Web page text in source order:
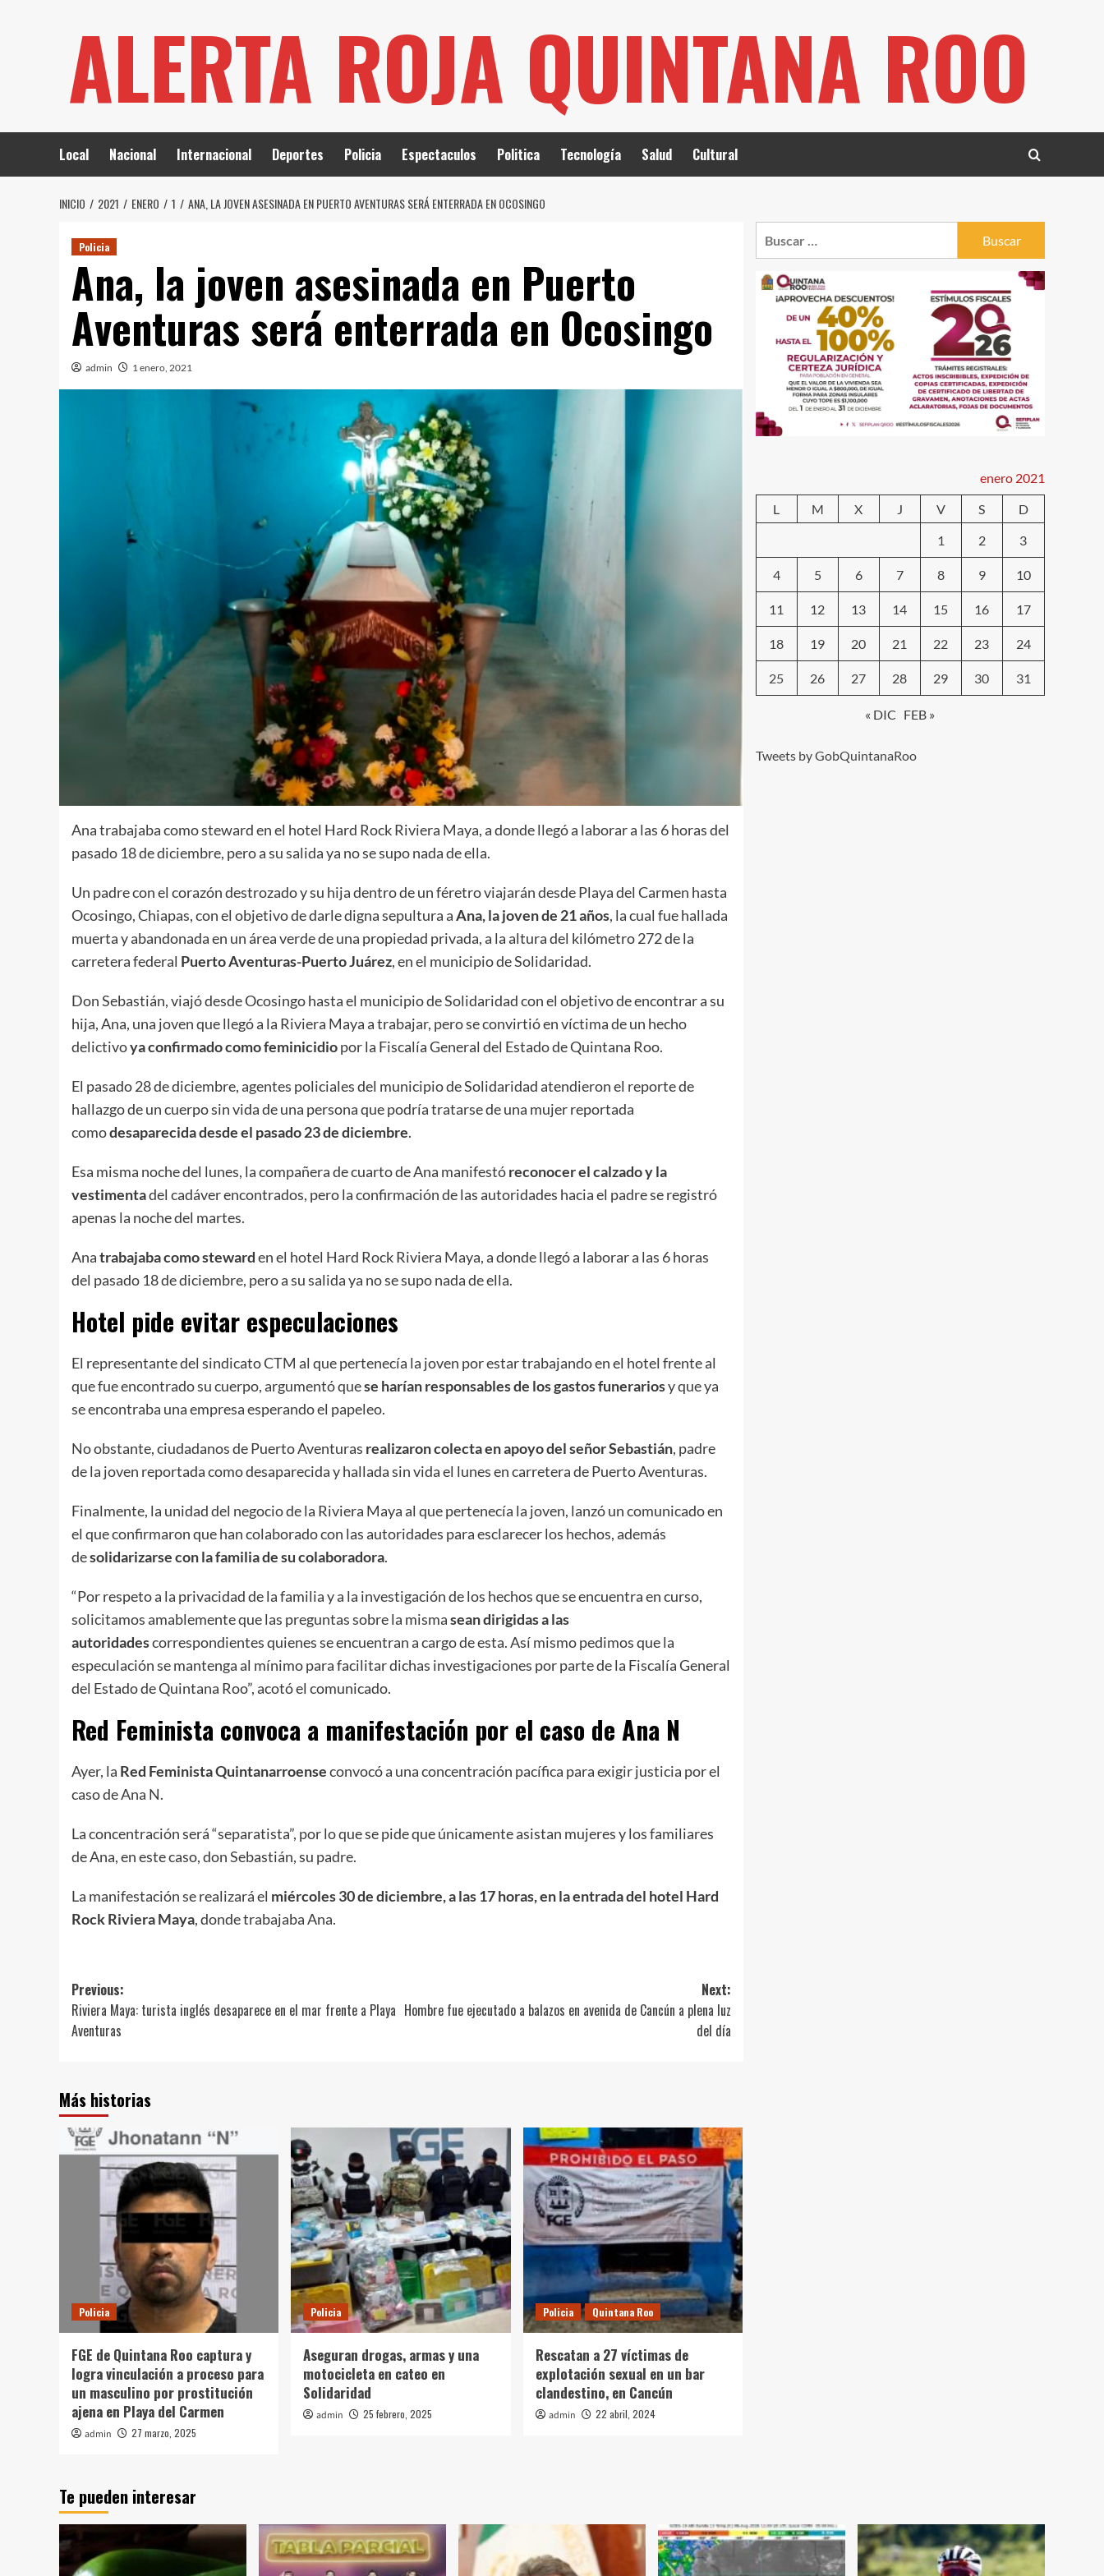
ALERTA ROJA QUINTANA ROO
Local Nacional Internacional Deportes Policia Espectaculos Politica Tecnología Salud Cultural
INICIO 2021 ENERO 1 ANA, LA JOVEN ASESINADA EN PUERTO AVENTURAS SERÁ ENTERRADA EN OCOSINGO
Policia
Ana, la joven asesinada en Puerto
Aventuras será enterrada en Ocosingo
admin 1 enero, 2021
Ana trabajaba como steward en el hotel Hard Rock Riviera Maya, a donde llegó a laborar a las 6 horas del
pasado 18 de diciembre, pero a su salida ya no se supo nada de ella.
Un padre con el corazón destrozado y su hija dentro de un féretro viajarán desde Playa del Carmen hasta
Ocosingo, Chiapas, con el objetivo de darle digna sepultura aAna, la joven de 21 años, la cual fue hallada
muerta y abandonada en un área verde de una propiedad privada, a la altura del kilómetro 272 de la
carretera federal Puerto Aventuras-Puerto Juárez, en el municipio de Solidaridad.
Don Sebastián, viajó desde Ocosingo hasta el municipio de Solidaridad con el objetivo de encontrar a su
hija, Ana, una joven que llegó a la Riviera Maya a trabajar, pero se convirtió en víctima de un hecho
delictivoya confirmado como feminicidiopor la Fiscalía General del Estado de Quintana Roo.
El pasado 28 de diciembre, agentes policiales del municipio de Solidaridad atendieron el reporte de
hallazgo de un cuerpo sin vida de una persona que podría tratarse de una mujer reportada
comodesaparecida desde el pasado 23 de diciembre.
Esa misma noche del lunes, la compañera de cuarto de Ana manifestóreconocer el calzado y la
vestimentadel cadáver encontrados, pero la confirmación de las autoridades hacia el padre se registró
apenas la noche del martes.
Anatrabajaba como stewarden el hotel Hard Rock Riviera Maya, a donde llegó a laborar a las 6 horas
del pasado 18 de diciembre, pero a su salida ya no se supo nada de ella.
Hotel pide evitar especulaciones
El representante del sindicato CTM al que pertenecía la joven por estar trabajando en el hotel frente al
que fue encontrado su cuerpo, argumentó quese harían responsables de los gastos funerariosy que ya
se encontraba una empresa esperando el papeleo.
No obstante, ciudadanos de Puerto Aventuras realizaron colecta en apoyo del señor Sebastián, padre
de la joven reportada como desaparecida y hallada sin vida el lunes en carretera de Puerto Aventuras.
Finalmente, la unidad del negocio de la Riviera Maya al que pertenecía la joven, lanzó un comunicado en
el que confirmaron que han colaborado con las autoridades para esclarecer los hechos, además
desolidarizarse con la familia de su colaboradora.
“Por respeto a la privacidad de la familia y a la investigación de los hechos que se encuentra en curso,
solicitamos amablemente que las preguntas sobre la mismasean dirigidas a las
autoridadescorrespondientes quienes se encuentran a cargo de esta. Así mismo pedimos que la
especulación se mantenga al mínimo para facilitar dichas investigaciones por parte de la Fiscalía General
del Estado de Quintana Roo”, acotó el comunicado.
Red Feminista convoca a manifestación por el caso de Ana N
Ayer, la Red Feminista Quintanarroenseconvocó a una concentración pacífica para exigir justicia por el
caso de Ana N.
La concentración será “separatista”, por lo que se pide que únicamente asistan mujeres y los familiares
de Ana, en este caso, don Sebastián, su padre.
La manifestación se realizará el miércoles 30 de diciembre, a las 17 horas, en la entrada del hotel Hard
Rock Riviera Maya, donde trabajaba Ana.
Post
navigation
Previous:
Riviera Maya: turista inglés desaparece en el mar frente a Playa
Aventuras
Next:
Hombre fue ejecutado a balazos en avenida de Cancún a plena luz
del día
Más historias
Policia
FGE de Quintana Roo captura y
logra vinculación a proceso para
un masculino por prostitución
ajena en Playa del Carmen
admin 27 marzo, 2025
Policia
Aseguran drogas, armas y una
motocicleta en cateo en
Solidaridad
admin 25 febrero, 2025
Policia Quintana Roo
Rescatan a 27 víctimas de
explotación sexual en un bar
clandestino, en Cancún
admin 22 abril, 2024
enero 2021
L
M X J V S
D
1
2 3
4 5 6 7 8 9 10
11 12 13 14 15 16 17
18 19 20 21 22 23 24
25 26 27 28 29 30 31
« DIC FEB »
Tweets by GobQuintanaRoo
Te pueden interesar